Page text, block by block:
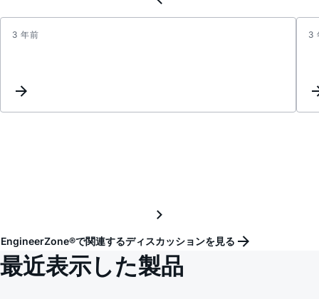
3 年前 3
EngineerZone®で関連するディスカッションを見る
最近表示した製品